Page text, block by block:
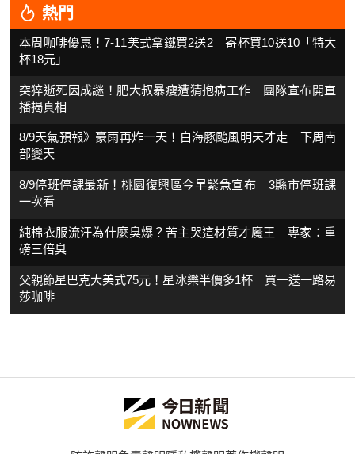
熱門
本周咖啡優惠！7-11美式拿鐵買2送2 寄杯買10送10「特大
杯18元」
突猝逝死因成謎！肥大叔暴瘦遭猜抱病工作 團隊宣布開直
播揭真相
8/9天氣預報》豪雨再炸一天！白海豚颱風明天才走 下周南
部變天
8/9停班停課最新！桃園復興區今早緊急宣布 3縣市停班課
一次看
純棉衣服流汗為什麼臭爆？苦主哭這材質才魔王 專家：重
磅三倍臭
父親節星巴克大美式75元！星冰樂半價多1杯 買一送一路易
莎咖啡